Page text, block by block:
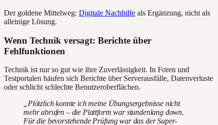
Der goldene Mittelweg: Digitale Nachhilfe als Ergänzung, nicht als
alleinige Lösung.
Wenn Technik versagt: Berichte über
Fehlfunktionen
Technik ist nur so gut wie ihre Zuverlässigkeit. In Foren und
Testportalen häufen sich Berichte über Serverausfälle, Datenverluste
oder schlicht schlechte Benutzeroberflächen.
„Plötzlich konnte ich meine Übungsergebnisse nicht
mehr abrufen – die Plattform war stundenlang down.
Für die bevorstehende Prüfung war das der Super-